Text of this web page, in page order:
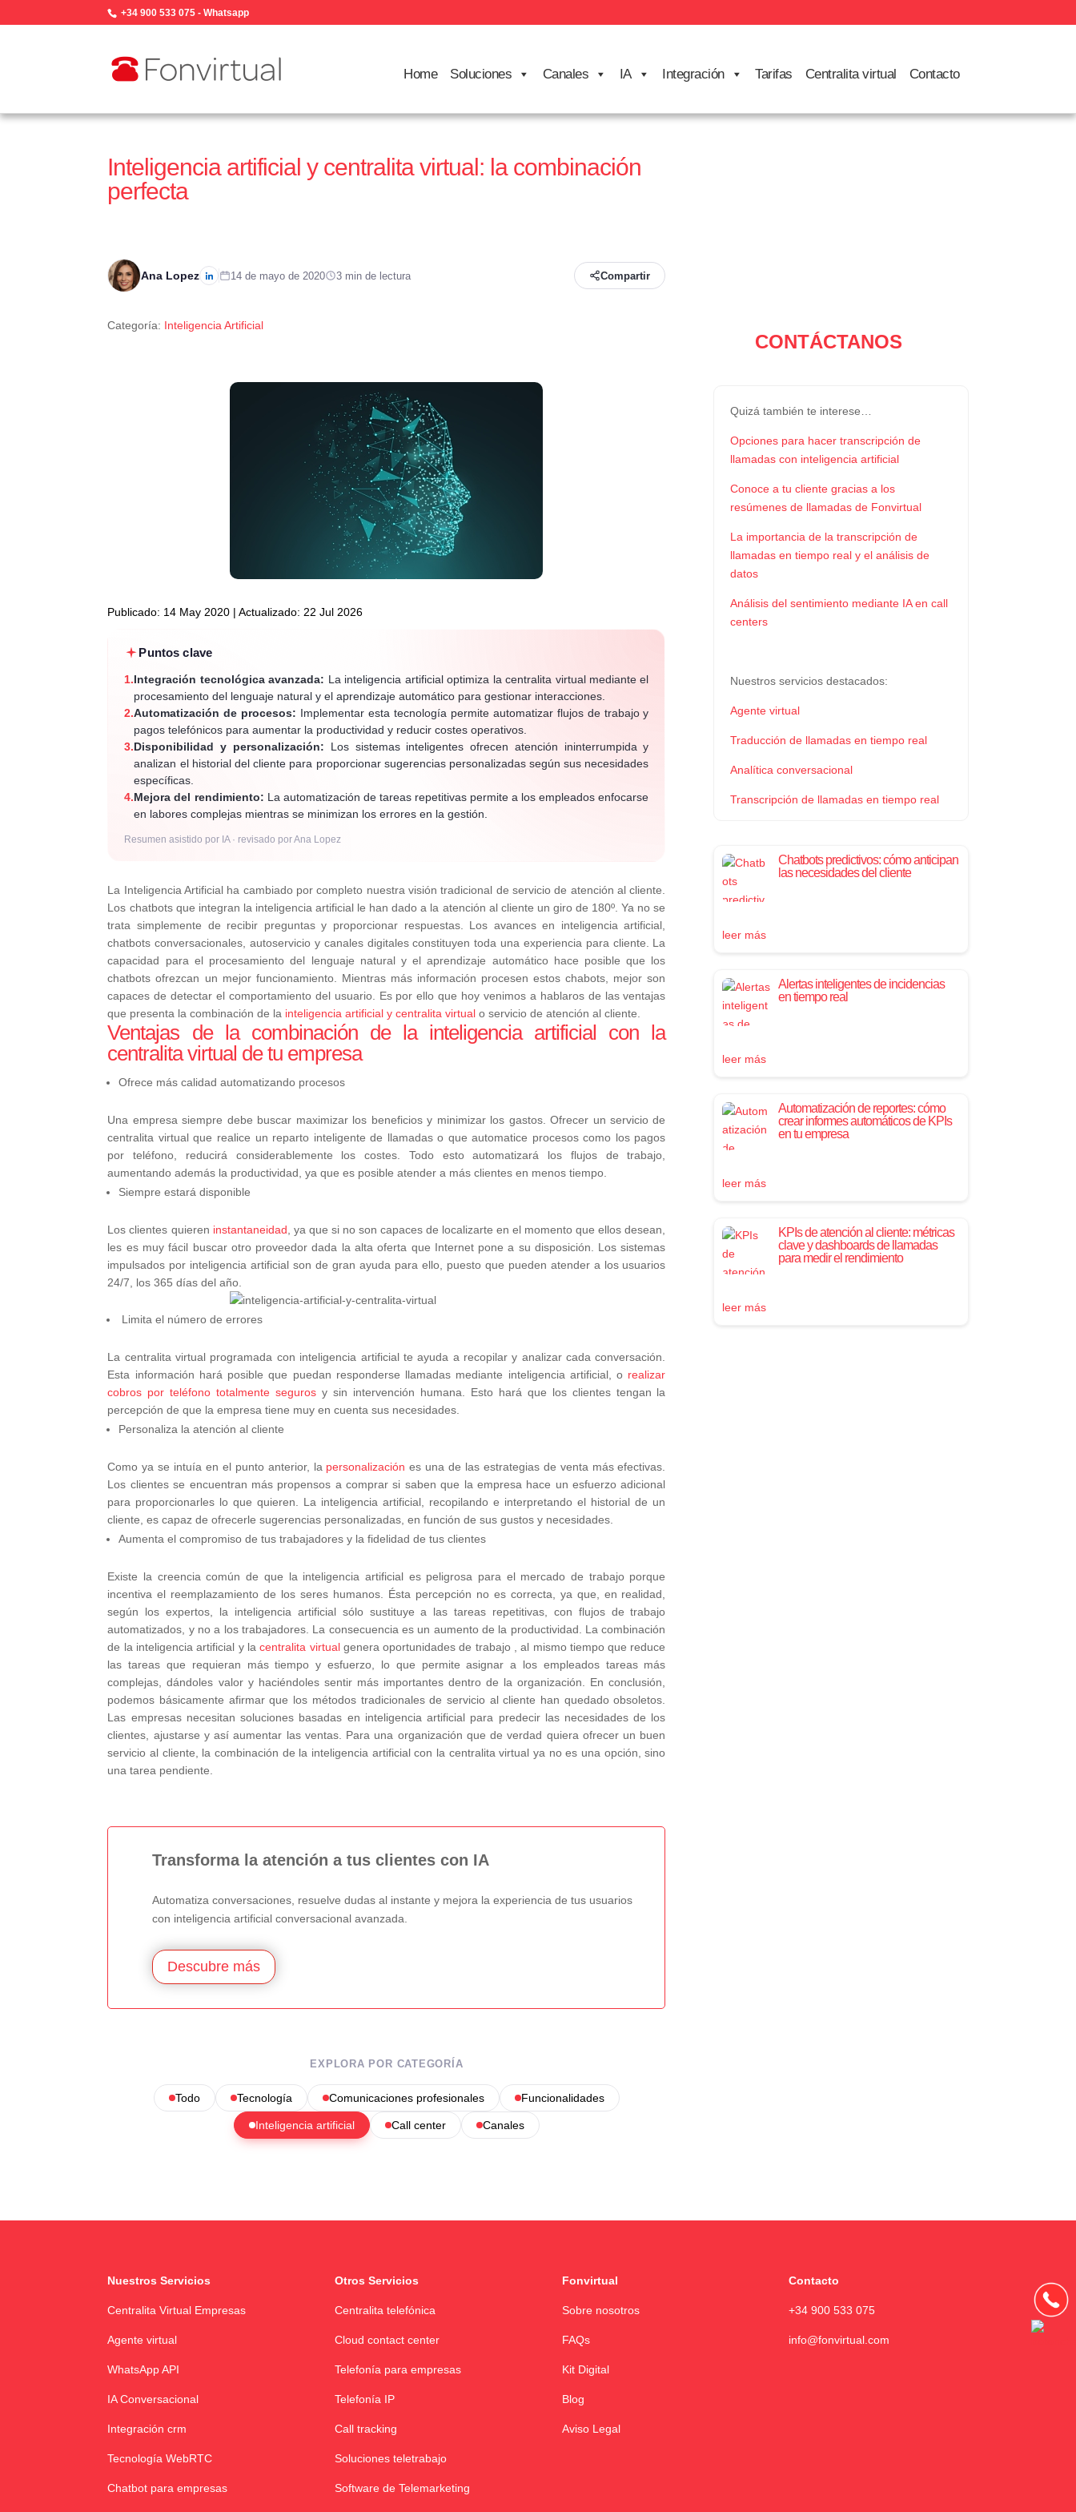
+34 900 533 075 -Whatsapp
Home Soluciones Canales IA Integración Tarifas Centralita virtual Contacto
Inteligencia artificial y centralita virtual: la combinación
perfecta
Ana Lopez 14 de mayo de 2020 3 min de lectura Compartir
Categoría: Inteligencia Artificial
Publicado: 14 May 2020 | Actualizado: 22 Jul 2026
Puntos clave
1.Integración tecnológica avanzada: La inteligencia artificial optimiza la centralita virtual mediante el
procesamiento del lenguaje natural y el aprendizaje automático para gestionar interacciones.
2.Automatización de procesos: Implementar esta tecnología permite automatizar flujos de trabajo y
pagos telefónicos para aumentar la productividad y reducir costes operativos.
3.Disponibilidad y personalización: Los sistemas inteligentes ofrecen atención ininterrumpida y
analizan el historial del cliente para proporcionar sugerencias personalizadas según sus necesidades
específicas.
4.Mejora del rendimiento: La automatización de tareas repetitivas permite a los empleados enfocarse
en labores complejas mientras se minimizan los errores en la gestión.
Resumen asistido por IA · revisado por Ana Lopez
La Inteligencia Artificial ha cambiado por completo nuestra visión tradicional de servicio de atención al cliente.
Los chatbots que integran la inteligencia artificial le han dado a la atención al cliente un giro de 180º. Ya no se
trata simplemente de recibir preguntas y proporcionar respuestas. Los avances en inteligencia artificial,
chatbots conversacionales, autoservicio y canales digitales constituyen toda una experiencia para cliente.
La
capacidad para el procesamiento del lenguaje natural y el aprendizaje automático hace posible que los
chatbots ofrezcan un mejor funcionamiento. Mientras más información procesen estos chabots, mejor son
capaces de detectar el comportamiento del usuario. Es por ello que hoy venimos a hablaros de las ventajas
que presenta la combinación de la inteligencia artificial y centralita virtual o servicio de atención al cliente.
Ventajas de la combinación de la inteligencia artificial con la
centralita virtual de tu empresa
Ofrece más calidad automatizando procesos
Una empresa siempre debe buscar maximizar los beneficios y minimizar los gastos. Ofrecer un servicio de
centralita virtualque realice un reparto inteligente de llamadas o que automatice procesos como los pagos
por teléfono, reducirá considerablemente los costes. Todo esto automatizará los flujos de trabajo,
aumentando además la productividad, ya que es posible atender a más clientes en menos tiempo.
Siempre estará disponible
Los clientes quieren instantaneidad , ya que si no son capaces de localizarte en el momento que ellos desean,
les es muy fácil buscar otro proveedor dada la alta oferta que Internet pone a su disposición. Los sistemas
impulsados por inteligencia artificial son de gran ayuda para ello, puesto que pueden atender a los usuarios
24/7, los 365 días del año.
Limita el número de errores
La centralita virtual programada con inteligencia artificial te ayuda a recopilar y analizar cada conversación.
Esta información hará posible que puedan responderse llamadas mediante inteligencia artificial, o realizar
cobros por teléfono totalmente seguros y sin intervención humana. Esto hará que los clientes tengan la
percepción de que la empresa tiene muy en cuenta sus necesidades.
Personaliza la atención al cliente
Como ya se intuía en el punto anterior, la personalización es una de las estrategias de venta más efectivas.
Los clientes se encuentran más propensos a comprar si saben que la empresa hace un esfuerzo adicional
para proporcionarles lo que quieren. La inteligencia artificial, recopilando e interpretando el historial de un
cliente, es capaz de ofrecerle sugerencias personalizadas, en función de sus gustos y necesidades.
Aumenta el compromiso de tus trabajadores y la fidelidad de tus clientes
Existe la creencia común de que la inteligencia artificial es peligrosa para el mercado de trabajo porque
incentiva el reemplazamiento de los seres humanos. Ésta percepción no es correcta, ya que, en realidad,
según los expertos, la inteligencia artificial sólo sustituye a las tareas repetitivas, con flujos de trabajo
automatizados, y no a los trabajadores. La consecuencia es un aumento de la productividad.
La combinación
de la inteligencia artificial y lacentralita virtualgenera oportunidades de trabajo , al mismo tiempo que reduce
las tareas que requieran más tiempo y esfuerzo, lo que permite asignar a los empleados tareas más
complejas, dándoles valor y haciéndoles sentir más importantes dentro de la organización.
En conclusión,
podemos básicamente afirmar que los métodos tradicionales de servicio al cliente han quedado obsoletos.
Las empresas necesitan soluciones basadas en inteligencia artificial para predecir las necesidades de los
clientes, ajustarse y así aumentar las ventas. Para una organización que de verdad quiera ofrecer un buen
servicio al cliente, la combinación de la inteligencia artificial con la centralita virtual ya no es una opción, sino
una tarea pendiente.
Transforma la atención a tus clientes con IA
Automatiza conversaciones, resuelve dudas al instante y mejora la experiencia de tus usuarios
con inteligencia artificial conversacional avanzada.
Descubre más
EXPLORA POR CATEGORÍA
Todo Tecnología Comunicaciones profesionales Funcionalidades
Inteligencia artificial Call center Canales
CONTÁCTANOS
Quizá también te interese…
Opciones para hacer transcripción de
llamadas con inteligencia artificial
Conoce a tu cliente gracias a los
resúmenes de llamadas de Fonvirtual
La importancia de la transcripción de
llamadas en tiempo real y el análisis de
datos
Análisis del sentimiento mediante IA en call
centers
Nuestros servicios destacados:
Agente virtual
Traducción de llamadas en tiempo real
Analítica conversacional
Transcripción de llamadas en tiempo real
Chatbots predictivos: cómo anticipan
las necesidades del cliente
leer más
Alertas inteligentes de incidencias
en tiempo real
leer más
Automatización de reportes: cómo
crear informes automáticos de KPIs
en tu empresa
leer más
KPIs de atención al cliente: métricas
clave y dashboards de llamadas
para medir el rendimiento
leer más
Nuestros Servicios
Centralita Virtual Empresas
Agente virtual
WhatsApp API
IA Conversacional
Integración crm
Tecnología WebRTC
Chatbot para empresas
Otros Servicios
Centralita telefónica
Cloud contact center
Telefonía para empresas
Telefonía IP
Call tracking
Soluciones teletrabajo
Software de Telemarketing
Fonvirtual
Sobre nosotros
FAQs
Kit Digital
Blog
Aviso Legal
Contacto
+34 900 533 075
info@fonvirtual.com